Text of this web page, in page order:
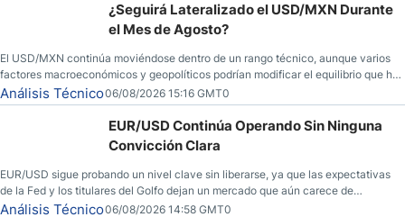
¿Seguirá Lateralizado el USD/MXN Durante
el Mes de Agosto?
El USD/MXN continúa moviéndose dentro de un rango técnico, aunque varios
factores macroeconómicos y geopolíticos podrían modificar el equilibrio que ha
dominado al mercado en las últimas semanas.
Análisis Técnico06/08/2026 15:16 GMT0
EUR/USD Continúa Operando Sin Ninguna
Convicción Clara
EUR/USD sigue probando un nivel clave sin liberarse, ya que las expectativas
de la Fed y los titulares del Golfo dejan un mercado que aún carece de
convicción real.
Análisis Técnico06/08/2026 14:58 GMT0